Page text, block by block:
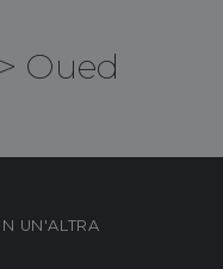
> Oued
UN'ALTRA